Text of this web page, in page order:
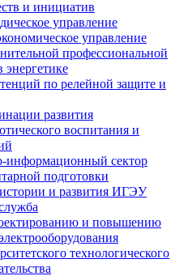
и инициатив
управление
управление
профессиональной
энергетике
по релейной защите и
развития
воспитания и
информационный сектор
подготовки
и развития ИГЭУ
и повышению
технологического